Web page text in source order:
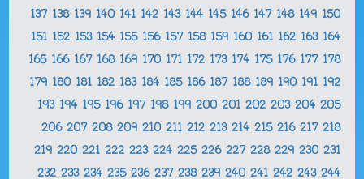
137 138 139 140 141 142 143 144 145 146 147 148 149 150
151 152 153 154 155 156 157 158 159 160 161 162 163 164
165 166 167 168 169 170 171 172 173 174 175 176 177 178
179 180 181 182 183 184 185 186 187 188 189 190 191 192
193 194 195 196 197 198 199 200 201 202 203 204 205
206 207 208 209 210 211 212 213 214 215 216 217 218
219 220 221 222 223 224 225 226 227 228 229 230 231
232 233 234 235 236 237 238 239 240 241 242 243 244